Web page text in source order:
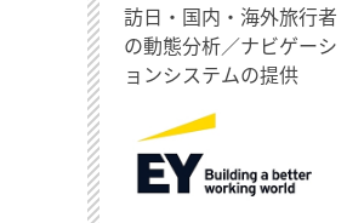
訪日・国内・海外旅行者
の動態分析／ナビゲーシ
ョンシステムの提供